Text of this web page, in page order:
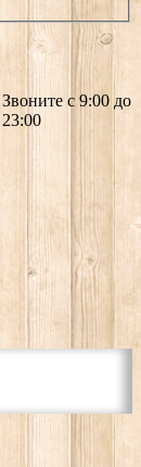
Звоните с 9:00 до
23:00